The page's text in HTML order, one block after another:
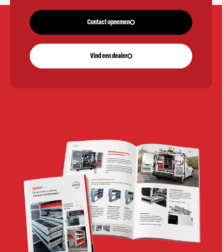
Contact opnemen
Vind een dealer